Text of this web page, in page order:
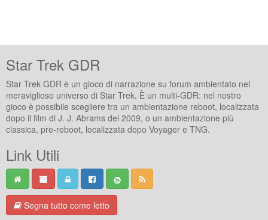
Star Trek GDR
Star Trek GDR è un gioco di narrazione su forum ambientato nel
meraviglioso universo di Star Trek. È un multi-GDR: nel nostro
gioco è possibile scegliere tra un ambientazione reboot, localizzata
dopo il film di J. J. Abrams del 2009, o un ambientazione più
classica, pre-reboot, localizzata dopo Voyager e TNG.
Link Utili
Segna tutto come letto